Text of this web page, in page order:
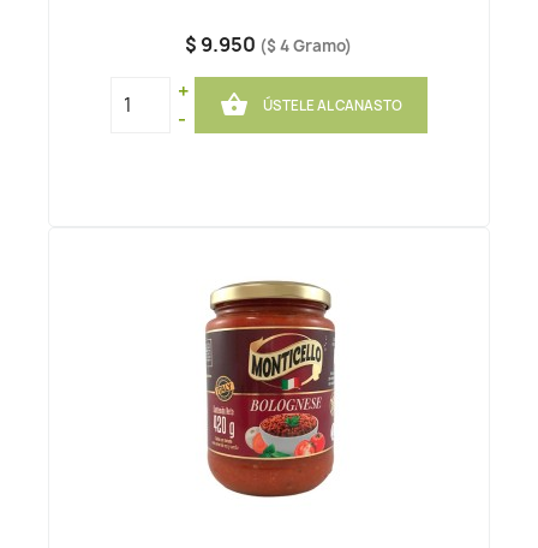
$ 9.950 ($ 4 Gramo)
+
-
 ÚSTELE AL CANASTO